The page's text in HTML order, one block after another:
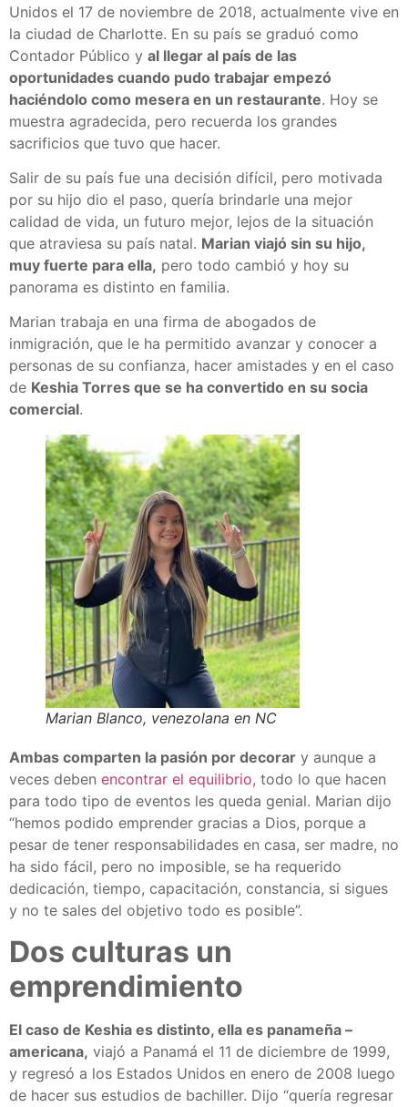
Unidos el 17 de noviembre de 2018, actualmente vive en
la ciudad de Charlotte. En su país se graduó como
Contador Público y al llegar al país de las
oportunidades cuando pudo trabajar empezó
haciéndolo como mesera en un restaurante. Hoy se
muestra agradecida, pero recuerda los grandes
sacrificios que tuvo que hacer.
Salir de su país fue una decisión difícil, pero motivada
por su hijo dio el paso, quería brindarle una mejor
calidad de vida, un futuro mejor, lejos de la situación
que atraviesa su país natal. Marian viajó sin su hijo,
muy fuerte para ella, pero todo cambió y hoy su
panorama es distinto en familia.
Marian trabaja en una firma de abogados de
inmigración, que le ha permitido avanzar y conocer a
personas de su confianza, hacer amistades y en el caso
de Keshia Torres que se ha convertido en su socia
comercial.
Marian Blanco, venezolana en NC
Ambas comparten la pasión por decorar y aunque a
veces deben encontrar el equilibrio, todo lo que hacen
para todo tipo de eventos les queda genial. Marian dijo
“hemos podido emprender gracias a Dios, porque a
pesar de tener responsabilidades en casa, ser madre, no
ha sido fácil, pero no imposible, se ha requerido
dedicación, tiempo, capacitación, constancia, si sigues
y no te sales del objetivo todo es posible”.
Dos culturas un
emprendimiento
El caso de Keshia es distinto, ella es panameña –
americana, viajó a Panamá el 11 de diciembre de 1999,
y regresó a los Estados Unidos en enero de 2008 luego
de hacer sus estudios de bachiller. Dijo “quería regresar